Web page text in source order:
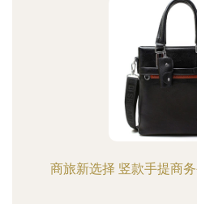
商旅新选择 竖款手提商